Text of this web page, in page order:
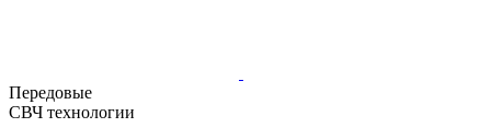
Передовые
СВЧ технологии